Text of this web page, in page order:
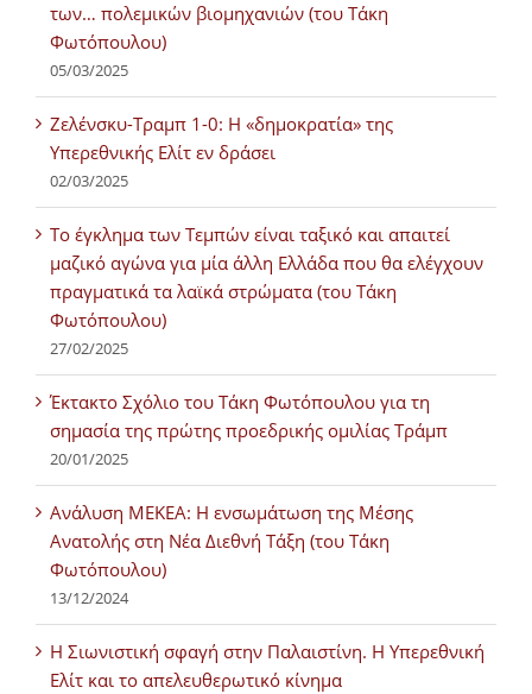
των… πολεμικών βιομηχανιών (του Τάκη
Φωτόπουλου)
05/03/2025
Ζελένσκυ-Τραμπ 1-0: Η «δημοκρατία» της
Υπερεθνικής Ελίτ εν δράσει
02/03/2025
Tο έγκλημα των Τεμπών είναι ταξικό και απαιτεί
μαζικό αγώνα για μία άλλη Ελλάδα που θα ελέγχουν
πραγματικά τα λαϊκά στρώματα (του Τάκη
Φωτόπουλου)
27/02/2025
Έκτακτο Σχόλιο του Τάκη Φωτόπουλου για τη
σημασία της πρώτης προεδρικής ομιλίας Τράμπ
20/01/2025
Ανάλυση ΜΕΚΕΑ: Η ενσωμάτωση της Μέσης
Ανατολής στη Νέα Διεθνή Τάξη (του Τάκη
Φωτόπουλου)
13/12/2024
Η Σιωνιστική σφαγή στην Παλαιστίνη. Η Υπερεθνική
Ελίτ και το απελευθερωτικό κίνημα